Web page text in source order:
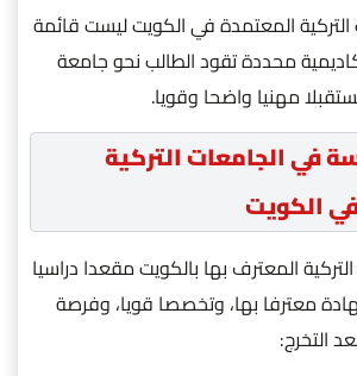
المعتمدة في الكويت ليست قائمة
محددة تقود الطالب نحو جامعة
مهنيا واضحا وقويا.
في الجامعات التركية
الكويت
المعترف بها بالكويت مقعدا دراسيا
معترفا بها، وتخصصا قويا، وفرصة
التخرج: